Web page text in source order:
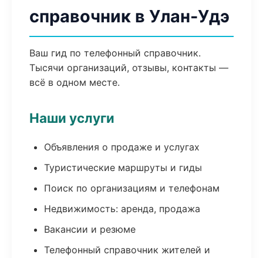
справочник в Улан-Удэ
Ваш гид по телефонный справочник.
Тысячи организаций, отзывы, контакты —
всё в одном месте.
Наши услуги
Объявления о продаже и услугах
Туристические маршруты и гиды
Поиск по организациям и телефонам
Недвижимость: аренда, продажа
Вакансии и резюме
Телефонный справочник жителей и